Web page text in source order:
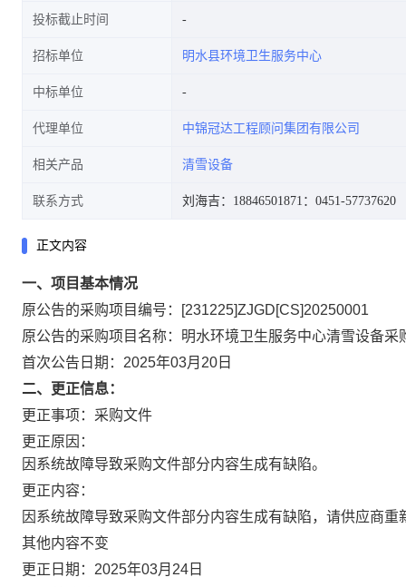
投标截止时间
招标单位 明水县环境卫生服务中心
中标单位
代理单位 中锦冠达工程顾问集团有限公司
相关产品 清雪设备
联系方式 刘海吉：18846501871 ：0451-57737620
正文内容
一、项目基本情况
原公告的采购项目编号：[231225]ZJGD[CS]20250001
原公告的采购项目名称：明水环境卫生服务中心清雪设备采
首次公告日期：2025年03月20日
二、更正信息：
更正事项： 采购文件
更正原因：
因系统故障导致采购文件部分内容生成有缺陷。
更正内容：
因系统故障导致采购文件部分内容生成有缺陷，请供应商
其他内容不变
更正日期： 2025年03月24日